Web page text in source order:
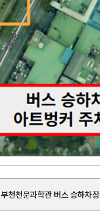
부천천문과학관 버스 승하차장